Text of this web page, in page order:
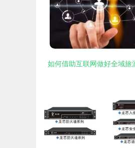
如何借助互联网做好全域旅